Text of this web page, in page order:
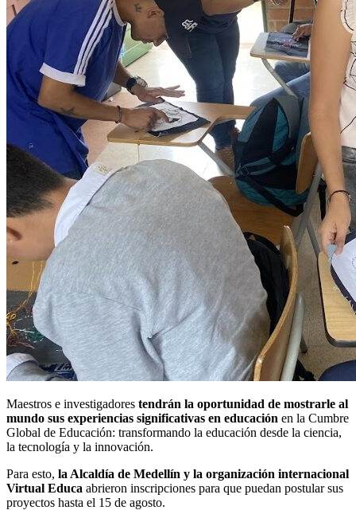
Maestros e investigadores tendrán la oportunidad de mostrarle al
mundo sus experiencias significativas en educación en la Cumbre
Global de Educación: transformando la educación desde la ciencia,
la tecnología y la innovación.
Para esto, la Alcaldía de Medellín y la organización internacional
Virtual Educa abrieron inscripciones para que puedan postular sus
proyectos hasta el 15 de agosto.